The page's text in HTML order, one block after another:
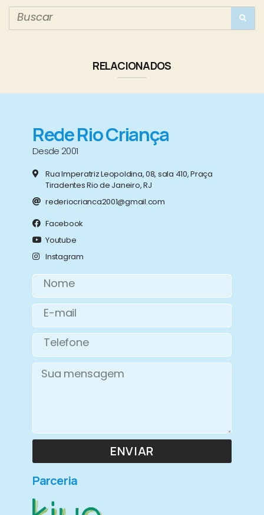
RELACIONADOS
Rede Rio Criança
Desde 2001
Rua Imperatriz Leopoldina, 08, sala 410, Praça
Tiradentes Rio de Janeiro, RJ
rederiocrianca2001@gmail.com
Facebook
Youtube
Instagram
ENVIAR
Parceria